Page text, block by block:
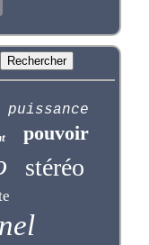
puissance
pouvoir
stéréo